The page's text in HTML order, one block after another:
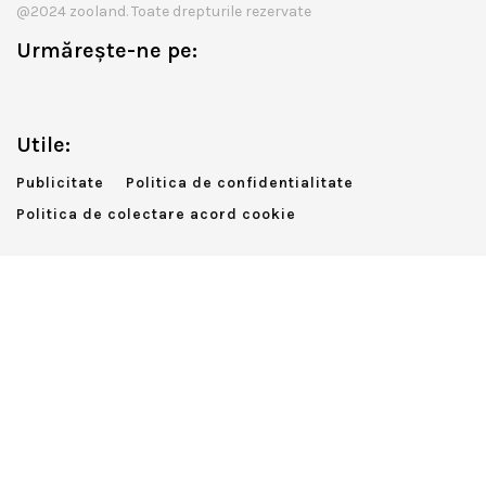
@2024 zooland. Toate drepturile rezervate
Urmărește-ne pe:
Utile:
Publicitate
Politica de confidentialitate
Politica de colectare acord cookie